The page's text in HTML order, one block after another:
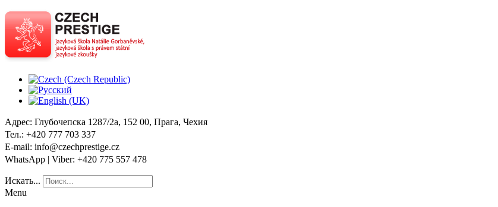
Адрес: Глубочепска 1287/2a, 152 00, Прага, Чехия
Тел.: +420 777 703 337
E-mail: info@czechprestige.cz
WhatsApp | Viber: +420 775 557 478
Искать...
Menu